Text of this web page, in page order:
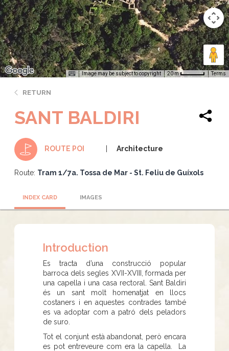
Image may be subject to copyright 20 m Terms
RETURN
SANT BALDIRI
ROUTE POI Architecture
Route: Tram 1/7a. Tossa de Mar - St. Feliu de Guíxols
INDEX CARD IMAGES
Introduction
Es tracta d’una construcció popular
barroca dels segles XVII-XVIII, formada per
una capella i una casa rectoral. Sant Baldiri
és un sant molt homenatjat en llocs
costaners i en aquestes contrades també
es va adoptar com a patró dels peladors
de suro.
Tot el conjunt està abandonat, però encara
es pot entreveure com era la capella. La